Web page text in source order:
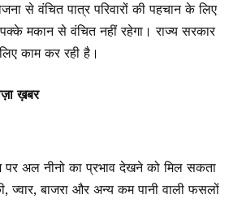
से वंचित पात्र परिवारों की पहचान के लिए
पक्के मकान से वंचित नहीं रहेगा। राज्य सरकार
काम कर रही है।
ख़बर
पर अल नीनो का प्रभाव देखने को मिल सकता
ज्वार, बाजरा और अन्य कम पानी वाली फसलों